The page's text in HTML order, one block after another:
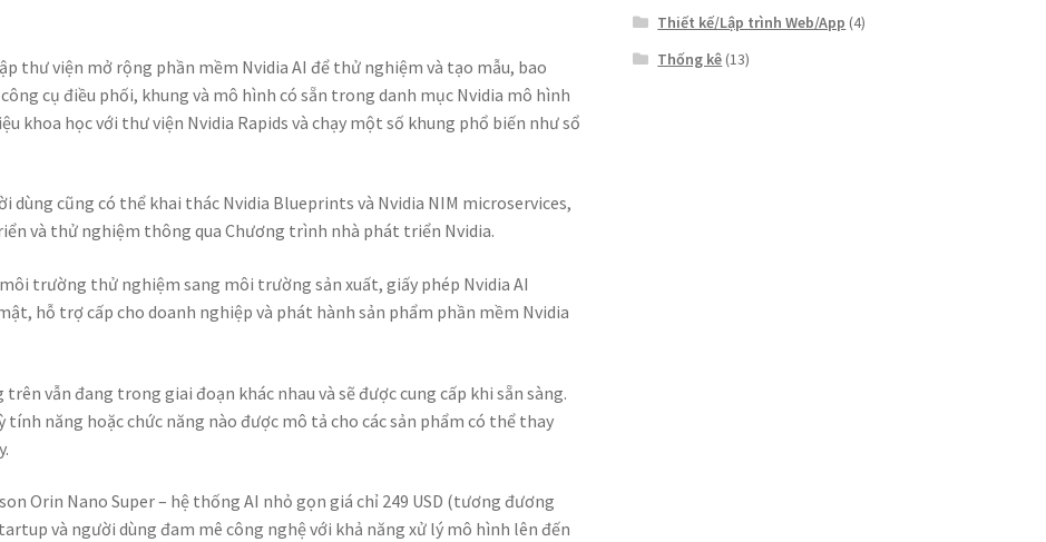
thư viện mở rộng phần mềm Nvidia AI để thử nghiệm và tạo mẫu, bao
cụ điều phối, khung và mô hình có sẵn trong danh mục Nvidia mô hình
khoa học với thư viện Nvidia Rapids và chạy một số khung phổ biến như sổ
dùng cũng có thể khai thác Nvidia Blueprints và Nvidia NIM microservices,
và thử nghiệm thông qua Chương trình nhà phát triển Nvidia.
trường thử nghiệm sang môi trường sản xuất, giấy phép Nvidia AI
hỗ trợ cấp cho doanh nghiệp và phát hành sản phẩm phần mềm Nvidia
vẫn đang trong giai đoạn khác nhau và sẽ được cung cấp khi sẵn sàng.
năng hoặc chức năng nào được mô tả cho các sản phẩm có thể thay
Orin Nano Super – hệ thống AI nhỏ gọn giá chỉ 249 USD (tương đương
và người dùng đam mê công nghệ với khả năng xử lý mô hình lên đến
Thiết kế/Lập trình Web/App (4)
Thống kê (13)